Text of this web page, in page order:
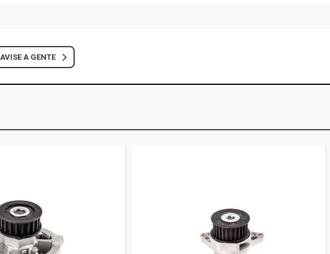
FOX PLUS HATCH 1.6 8V EA113 FLEX (2004 -
2010) MOTOR 8 VALVULAS
GOL G2 STD HATCH 1.0 8V AT (1995 - 2003)
MOTOR 8 VALVULAS
AVISE A GENTE